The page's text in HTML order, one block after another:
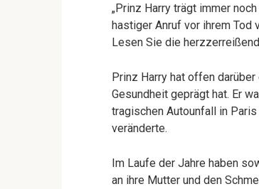
„Prinz Harry trägt immer
hastiger Anruf vor ihrem Tod
Lesen Sie die
Prinz Harry hat offen
Gesundheit geprägt hat. Er
tragischen Autounfall in
veränderte.
Im Laufe der Jahre haben
an ihre Mutter und den